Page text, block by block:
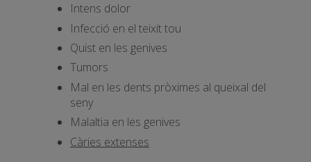
Intens dolor
Infecció en el teixit tou
Quist en les genives
Tumors
Mal en les dents pròximes al queixal del
seny
Malaltia en les genives
Càries extenses